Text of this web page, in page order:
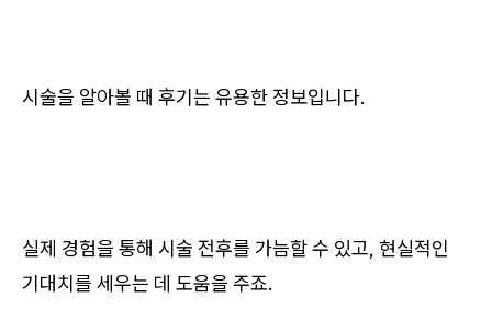
시술을 알아볼 때 후기는 유용한 정보입니다.
실제 경험을 통해 시술 전후를 가늠할 수 있고, 현실적인
기대치를 세우는 데 도움을 주죠.